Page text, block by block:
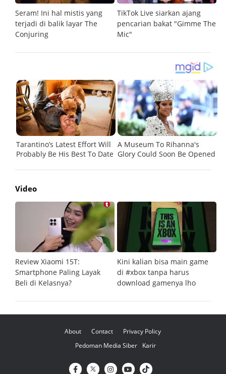
Seram! Ini hal mistis yang
terjadi di balik layar The
Conjuring
TikTok Live siarkan ajang
pencarian bakat "Gimme The
Mic"
Video
Review Xiaomi 15T:
Smartphone Paling Layak
Beli di Kelasnya?
Kini kalian bisa main game
di #xbox tanpa harus
download gamenya lho
About Contact
Privacy Policy
Pedoman Media Siber
Karir